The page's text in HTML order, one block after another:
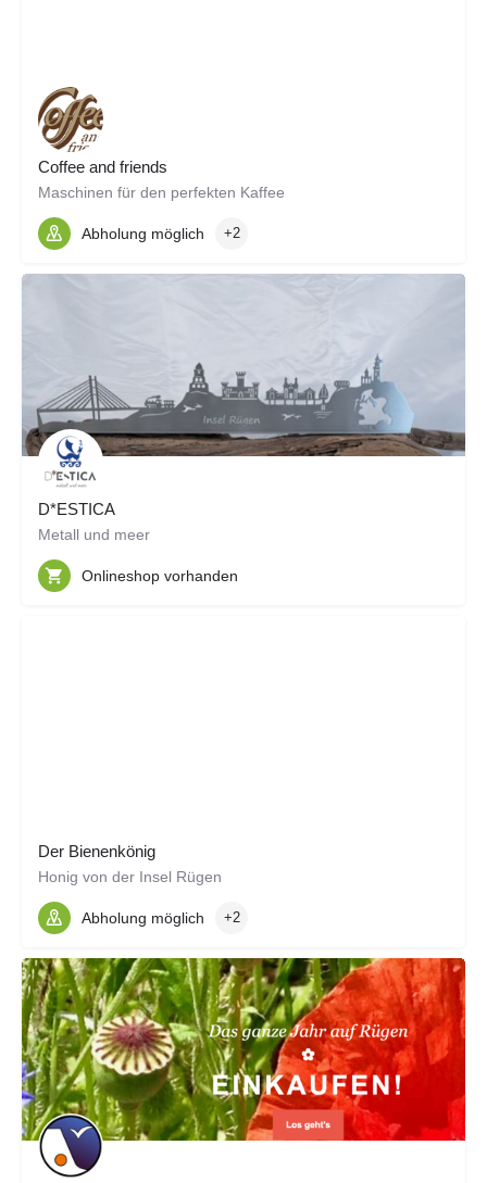
Coffee and friends
Maschinen für den perfekten Kaffee
Abholung möglich +2
D*ESTICA
Metall und meer
Onlineshop vorhanden
Der Bienenkönig
Honig von der Insel Rügen
Abholung möglich +2